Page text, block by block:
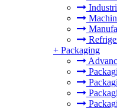
+ Packaging